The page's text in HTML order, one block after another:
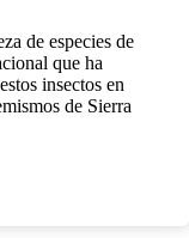
de especies de
que ha
insectos en
de Sierra